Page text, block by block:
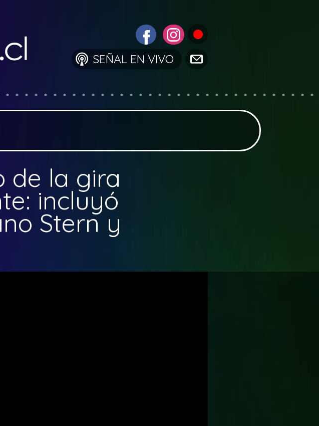
SEÑAL EN VIVO
de la gira
incluyó
Stern y